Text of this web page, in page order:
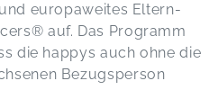
europaweites Eltern-
auf. Das Programm
die happys auch ohne die
Bezugsperson